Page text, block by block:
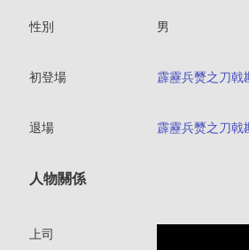
性別 男
初登場 霹靂兵燹之刀戟
退場 霹靂兵燹之刀戟
人物關係
上司